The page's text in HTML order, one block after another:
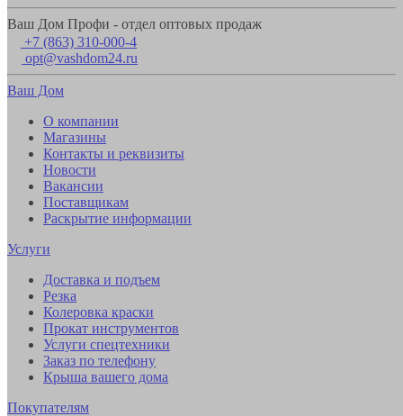
Ваш Дом Профи - отдел оптовых продаж
+7 (863) 310-000-4
opt@vashdom24.ru
Ваш Дом
О компании
Магазины
Контакты и реквизиты
Новости
Вакансии
Поставщикам
Раскрытие информации
Услуги
Доставка и подъем
Резка
Колеровка краски
Прокат инструментов
Услуги спецтехники
Заказ по телефону
Крыша вашего дома
Покупателям